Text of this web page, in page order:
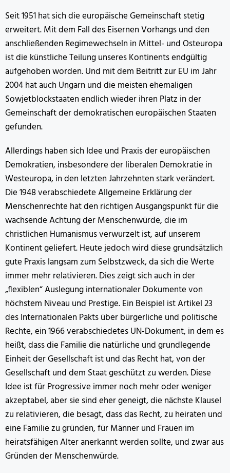
Seit 1951 hat sich die europäische Gemeinschaft stetig
erweitert. Mit dem Fall des Eisernen Vorhangs und den
anschließenden Regimewechseln in Mittel- und Osteuropa
ist die künstliche Teilung unseres Kontinents endgültig
aufgehoben worden. Und mit dem Beitritt zur EU im Jahr
2004 hat auch Ungarn und die meisten ehemaligen
Sowjetblockstaaten endlich wieder ihren Platz in der
Gemeinschaft der demokratischen europäischen Staaten
gefunden.
Allerdings haben sich Idee und Praxis der europäischen
Demokratien, insbesondere der liberalen Demokratie in
Westeuropa, in den letzten Jahrzehnten stark verändert.
Die 1948 verabschiedete Allgemeine Erklärung der
Menschenrechte hat den richtigen Ausgangspunkt für die
wachsende Achtung der Menschenwürde, die im
christlichen Humanismus verwurzelt ist, auf unserem
Kontinent geliefert. Heute jedoch wird diese grundsätzlich
gute Praxis langsam zum Selbstzweck, da sich die Werte
immer mehr relativieren. Dies zeigt sich auch in der
„flexiblen“ Auslegung internationaler Dokumente von
höchstem Niveau und Prestige. Ein Beispiel ist Artikel 23
des Internationalen Pakts über bürgerliche und politische
Rechte, ein 1966 verabschiedetes UN-Dokument, in dem es
heißt, dass die Familie die natürliche und grundlegende
Einheit der Gesellschaft ist und das Recht hat, von der
Gesellschaft und dem Staat geschützt zu werden. Diese
Idee ist für Progressive immer noch mehr oder weniger
akzeptabel, aber sie sind eher geneigt, die nächste Klausel
zu relativieren, die besagt, dass das Recht, zu heiraten und
eine Familie zu gründen, für Männer und Frauen im
heiratsfähigen Alter anerkannt werden sollte, und zwar aus
Gründen der Menschenwürde.